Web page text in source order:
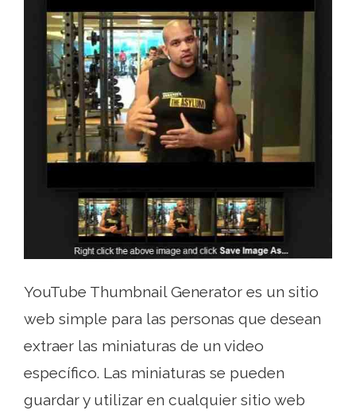
YouTube Thumbnail Generator es un sitio
web simple para las personas que desean
extraer las miniaturas de un video
específico. Las miniaturas se pueden
guardar y utilizar en cualquier sitio web